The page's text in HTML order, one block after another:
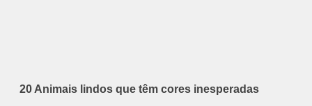
20 Animais lindos que têm cores inesperadas